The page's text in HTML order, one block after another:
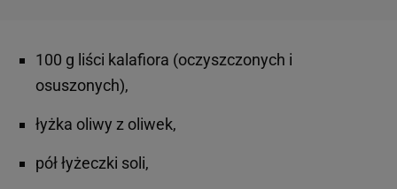
100 g liści kalafiora (oczyszczonych i
osuszonych),
łyżka oliwy z oliwek,
pół łyżeczki soli,